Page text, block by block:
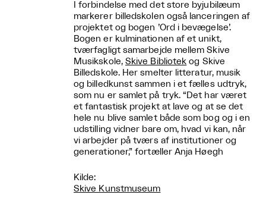
I forbindelse med det store byjubilæum
markerer billedskolen også lanceringen af
projektet og bogen ’Ord i bevægelse’.
Bogen er kulminationen af et unikt,
tværfagligt samarbejde mellem Skive
Musikskole, Skive Bibliotek og Skive
Billedskole. Her smelter litteratur, musik
og billedkunst sammen i et fælles udtryk,
som nu er samlet på tryk. “Det har været
et fantastisk projekt at lave og at se det
hele nu blive samlet både som bog og i en
udstilling vidner bare om, hvad vi kan, når
vi arbejder på tværs af institutioner og
generationer,” fortæller Anja Høegh
Kilde:
Skive Kunstmuseum